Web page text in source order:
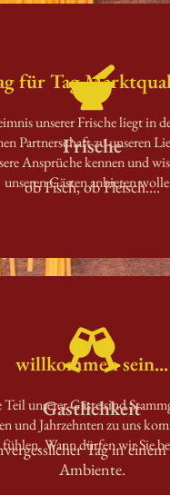
Frische
ob Fisch, ob Fleisch....
für Tag
unserer Frische liegt in
Partnerschaft zu unseren
Ansprüche kennen und
unseren Gästen anbieten
Gastlichkeit
Tag in
Ambiente.
willkommen sein...
unserer Gäste sind
und Jahrzehnten zu uns
Wann dürfen wir Sie